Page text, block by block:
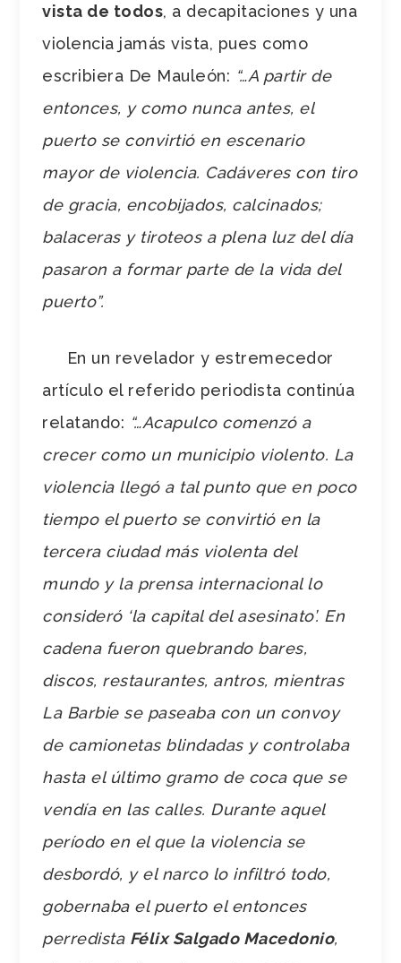
vista de todos, a decapitaciones y una
violencia jamás vista, pues como
escribiera De Mauleón: “…A partir de
entonces, y como nunca antes, el
puerto se convirtió en escenario
mayor de violencia. Cadáveres con tiro
de gracia, encobijados, calcinados;
balaceras y tiroteos a plena luz del día
pasaron a formar parte de la vida del
puerto”.
En un revelador y estremecedor
artículo el referido periodista continúa
relatando: “…Acapulco comenzó a
crecer como un municipio violento. La
violencia llegó a tal punto que en poco
tiempo el puerto se convirtió en la
tercera ciudad más violenta del
mundo y la prensa internacional lo
consideró ‘la capital del asesinato’. En
cadena fueron quebrando bares,
discos, restaurantes, antros, mientras
La Barbie se paseaba con un convoy
de camionetas blindadas y controlaba
hasta el último gramo de coca que se
vendía en las calles. Durante aquel
período en el que la violencia se
desbordó, y el narco lo infiltró todo,
gobernaba el puerto el entonces
perredista Félix Salgado Macedonio,